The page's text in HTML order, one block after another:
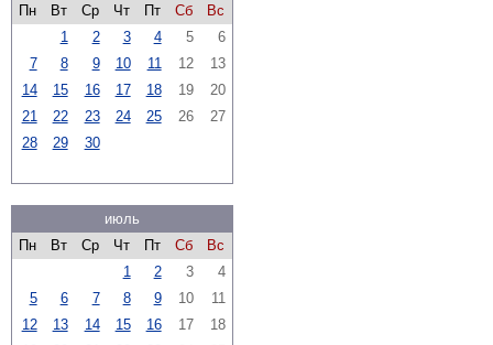
Пн
Вт Ср Чт Пт Сб
Вс
1
2 3 4 5
6
7
8 9 10 11 12
13
14
15 16 17 18 19
20
21
22 23 24 25 26
27
28
29 30
июль
Пн
Вт Ср Чт Пт Сб
Вс
1
2 3
4
5
6 7 8 9 10
11
12
13 14 15 16 17
18